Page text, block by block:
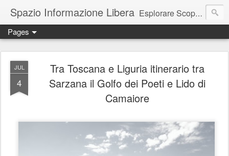
Spazio Informazione Libera Esplorare Scoprire Creare
Escursioni, viaggi, arte, tecnologia, attualità
Pages
JUL
4
Tra Toscana e Liguria itinerario tra
Sarzana il Golfo dei Poeti e Lido di
Camaiore